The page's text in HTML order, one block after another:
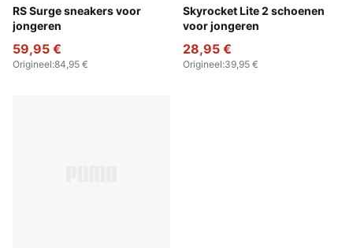
RS Surge sneakers voor
jongeren
PUMA White-Cool Light Gray
59,95 €
Origineel:84,95 €
Skyrocket Lite 2 schoenen
voor jongeren
Pinkscape-PUMA White
28,95 €
Origineel:39,95 €